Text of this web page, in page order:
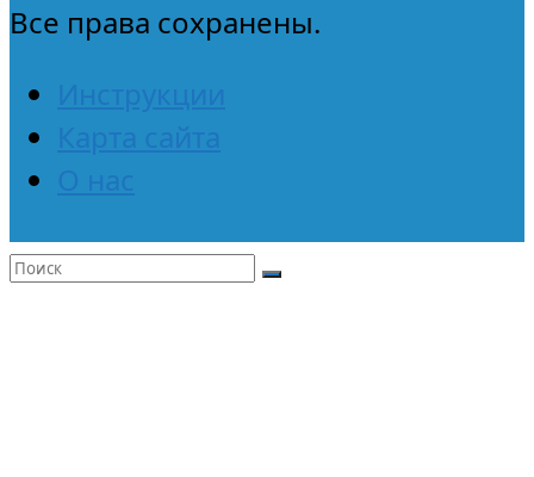
Все права сохранены.
Инструкции
Карта сайта
О нас